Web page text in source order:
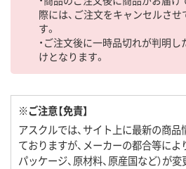
際には、ご注文をキャンセルさ
す。
・ご注文後に一時品切れが判明
けとなります。
※ご注意【免責】
アスクルでは、サイト上に最新の商
ておりますが、メーカーの都合等により
パッケージ、原材料、原産国など）が